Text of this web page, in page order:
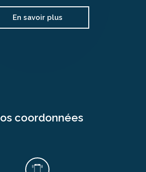
En savoir plus
nos coordonnées